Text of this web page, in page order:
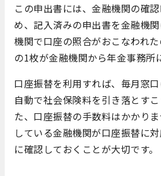
この申出書には、金融機関の確
め、記入済みの申出書を金融機
機関で口座の照合がおこなわれ
の1枚が金融機関から年金事務所
口座振替を利用すれば、毎月窓口
自動で社会保険料を引き落とす
た、口座振替の手数料はかかり
している金融機関が口座振替に
に確認しておくことが大切です。